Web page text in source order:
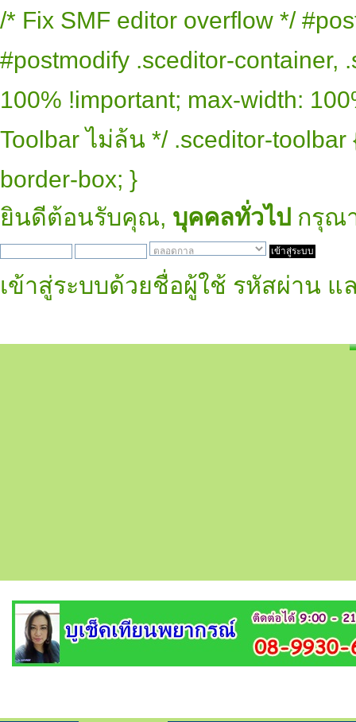
/* Fix SMF editor overflow */
#postmodify .sceditor-container,
100% !important; max-width:
Toolbar ไม่ล้น */ .sceditor-
border-box; }
ยินดีต้อนรับคุณ, บุคคลทั่วไป กรุณ
เข้าสู่ระบบด้วยชื่อผู้ใช้ รหัสผ่าน แ